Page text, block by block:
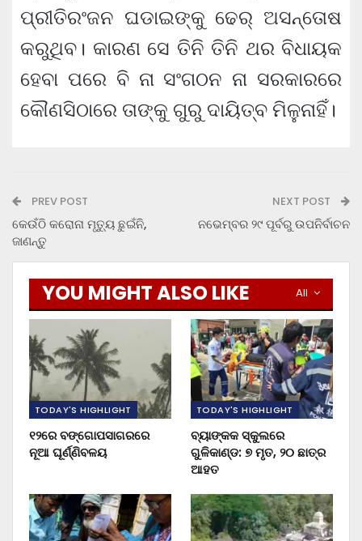
ପ୍ରୀତିରଂଜନ ଘଡାଇଙ୍କୁ ଢେର୍ ଅସନ୍ତୋଷ
କରୁଥିବ। କାରଣ ସେ ତିନି ତିନି ଥର ବିଧାୟକ
ହେବା ପରେ ବି ନା ସଂଗଠନ ନା ସରକାରରେ
କୌଣସିଠାରେ ତାଙ୍କୁ ଗୁରୁ ଦାୟିତ୍ବ ମିଳୁନାହିଁ।
PREV POST
କେଉଁଠି କରୋନା ମୃତ୍ୟୁ ଛୁଇଁନି,
ଜାଣନ୍ତୁ
NEXT POST
ନଭେମ୍ବର ୨୯ ପୂର୍ବରୁ ଉପନିର୍ବାଚନ
All
YOU MIGHT ALSO LIKE
TODAY'S HIGHLIGHT
୧୨ରେ ବଙ୍ଗୋପସାଗରରେ
ନୂଆ ଘୂର୍ଣ୍ଣିବଳୟ
TODAY'S HIGHLIGHT
ବ୍ୟାଙ୍କକ ସ୍କୁଲରେ
ଗୁଳିକାଣ୍ଡ: ୭ ମୃତ, ୨୦ ଛାତ୍ର
ଆହତ